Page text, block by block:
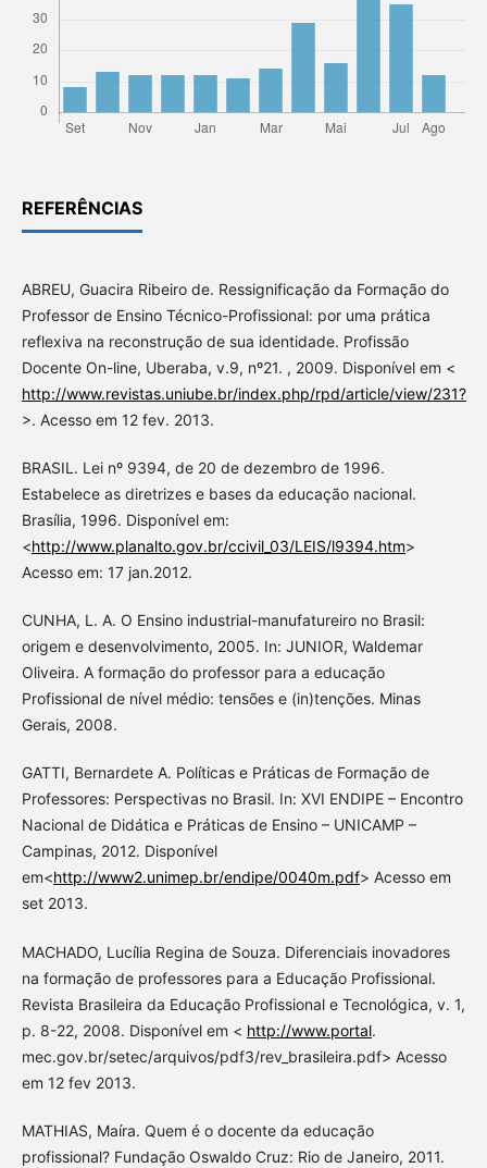
REFERÊNCIAS
ABREU, Guacira Ribeiro de. Ressignificação da Formação do
Professor de Ensino Técnico-Profissional: por uma prática
reflexiva na reconstrução de sua identidade. Profissão
Docente On-line, Uberaba, v.9, nº21. , 2009. Disponível em <
http://www.revistas.uniube.br/index.php/rpd/article/view/231?
>. Acesso em 12 fev. 2013.
BRASIL. Lei nº 9394, de 20 de dezembro de 1996.
Estabelece as diretrizes e bases da educação nacional.
Brasília, 1996. Disponível em:
<http://www.planalto.gov.br/ccivil_03/LEIS/l9394.htm>
Acesso em: 17 jan.2012.
CUNHA, L. A. O Ensino industrial-manufatureiro no Brasil:
origem e desenvolvimento, 2005. In: JUNIOR, Waldemar
Oliveira. A formação do professor para a educação
Profissional de nível médio: tensões e (in)tenções. Minas
Gerais, 2008.
GATTI, Bernardete A. Políticas e Práticas de Formação de
Professores: Perspectivas no Brasil. In: XVI ENDIPE – Encontro
Nacional de Didática e Práticas de Ensino – UNICAMP –
Campinas, 2012. Disponível
em<http://www2.unimep.br/endipe/0040m.pdf> Acesso em
set 2013.
MACHADO, Lucília Regina de Souza. Diferenciais inovadores
na formação de professores para a Educação Profissional.
Revista Brasileira da Educação Profissional e Tecnológica, v. 1,
p. 8-22, 2008. Disponível em < http://www.portal.
mec.gov.br/setec/arquivos/pdf3/rev_brasileira.pdf> Acesso
em 12 fev 2013.
MATHIAS, Maíra. Quem é o docente da educação
profissional? Fundação Oswaldo Cruz: Rio de Janeiro, 2011.